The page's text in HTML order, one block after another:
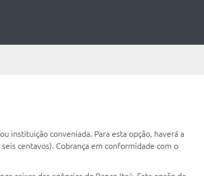
instituição conveniada. Para esta opção, haverá a
centavos). Cobrança em conformidade com o